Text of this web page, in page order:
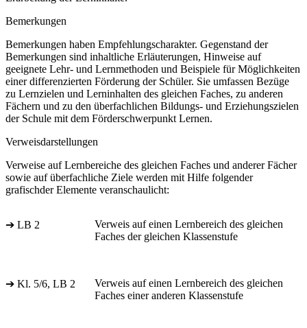
Bemerkungen
Bemerkungen haben Empfehlungscharakter. Gegenstand der
Bemerkungen sind inhaltliche Erläuterungen, Hinweise auf
geeignete Lehr- und Lernmethoden und Beispiele für Möglichkeiten
einer differenzierten Förderung der Schüler. Sie umfassen Bezüge
zu Lernzielen und Lerninhalten des gleichen Faches, zu anderen
Fächern und zu den überfachlichen Bildungs- und Erziehungszielen
der Schule mit dem Förderschwerpunkt Lernen.
Verweisdarstellungen
Verweise auf Lernbereiche des gleichen Faches und anderer Fächer
sowie auf überfachliche Ziele werden mit Hilfe folgender
grafischder Elemente veranschaulicht:
➔ LB 2
Verweis auf einen Lernbereich des gleichen
Faches der gleichen Klassenstufe
➔ Kl. 5/6, LB 2
Verweis auf einen Lernbereich des gleichen
Faches einer anderen Klassenstufe